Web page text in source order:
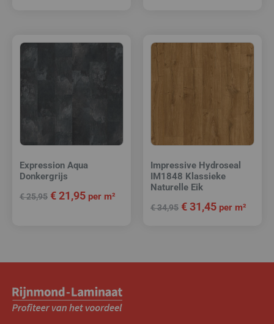
Expression Aqua
Donkergrijs
€25,95 €21,95 per m²
Impressive Hydroseal
IM1848 Klassieke
Naturelle Eik
€34,95 €31,45 per m²